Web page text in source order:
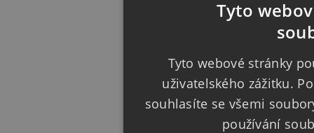
Tyto
Tyto webové stránky
uživatelského zážitku.
souhlasíte se všemi
používání